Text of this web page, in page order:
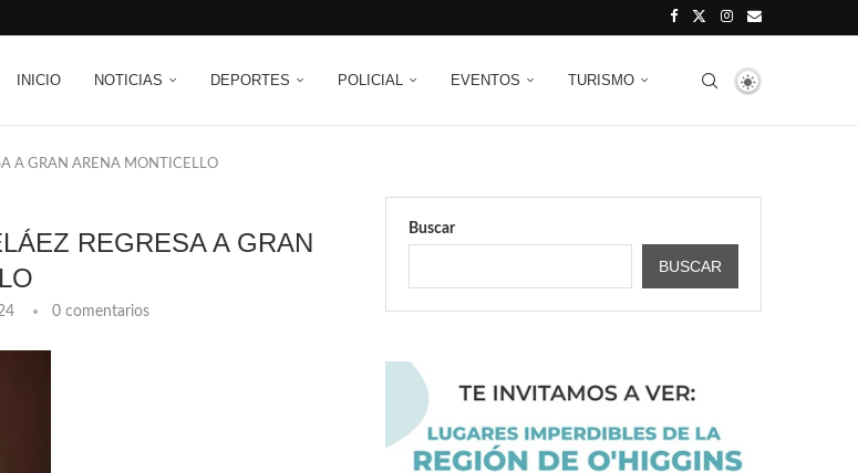
INICIO NOTICIAS DEPORTES POLICIAL EVENTOS TURISMO
A GRAN ARENA MONTICELLO
REGRESA A GRAN
0 comentarios
Buscar
BUSCAR